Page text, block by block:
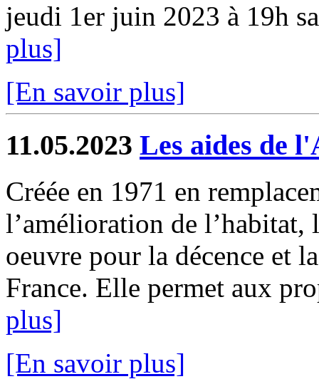
jeudi 1er juin 2023 à 19h
plus]
[En savoir plus]
11.05.2023 Les aides de
Créée en 1971 en
l’amélioration de l’habitat,
oeuvre pour la décence et
France. Elle permet aux
plus]
[En savoir plus]